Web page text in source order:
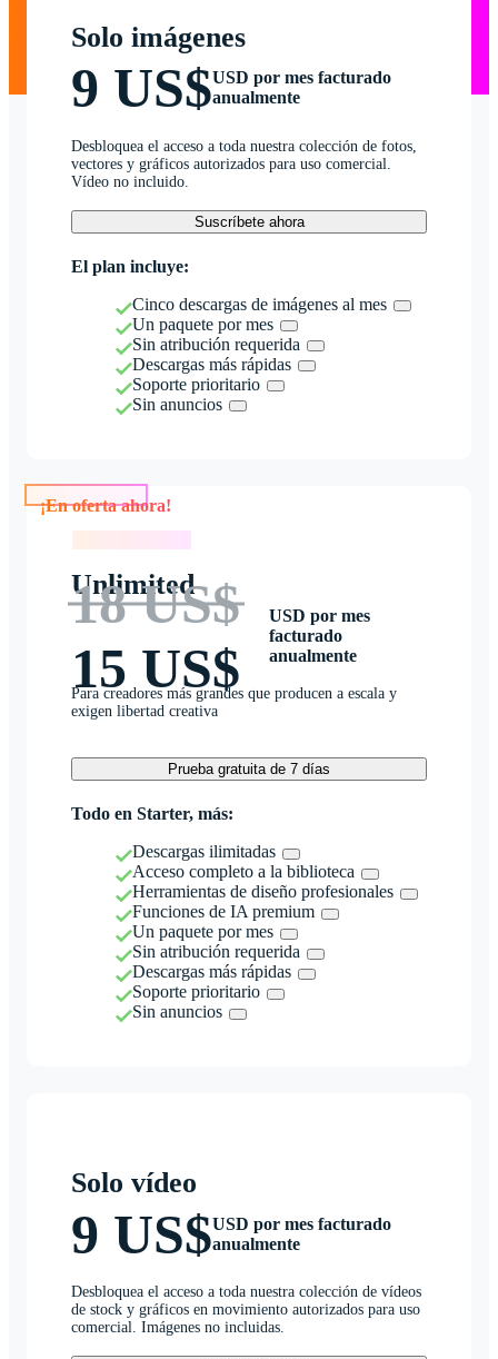
Solo imágenes
9 US$USD por mes facturado
anualmente
Desbloquea el acceso a toda nuestra colección de fotos,
vectores y gráficos autorizados para uso comercial.
Vídeo no incluido.
Suscríbete ahora
El plan incluye:
Cinco descargas de imágenes al mes
Un paquete por mes
Sin atribución requerida
Descargas más rápidas
Soporte prioritario
Sin anuncios
Unlimited
18 US$
15 US$
USD por mes
facturado
anualmente
Para creadores más grandes que producen a escala y
exigen libertad creativa
Prueba gratuita de 7 días
Todo en Starter, más:
Descargas ilimitadas
Acceso completo a la biblioteca
Herramientas de diseño profesionales
Funciones de IA premium
Un paquete por mes
Sin atribución requerida
Descargas más rápidas
Soporte prioritario
Sin anuncios
Solo vídeo
9 US$USD por mes facturado
anualmente
Desbloquea el acceso a toda nuestra colección de vídeos
de stock y gráficos en movimiento autorizados para uso
comercial. Imágenes no incluidas.